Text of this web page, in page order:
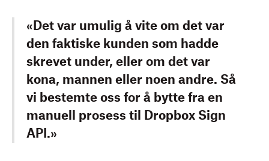
«Det var umulig å vite om det var
den faktiske kunden som hadde
skrevet under, eller om det var
kona, mannen eller noen andre. Så
vi bestemte oss for å bytte fra en
manuell prosess til Dropbox Sign
API.»